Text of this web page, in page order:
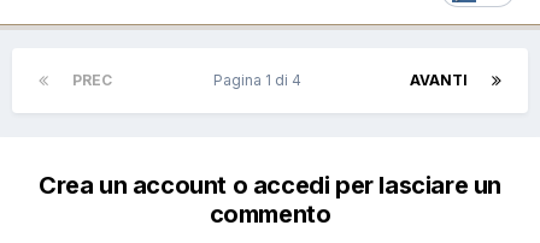
PREC AVANTI
Pagina 1 di 4
Crea un account o accedi per lasciare un
commento